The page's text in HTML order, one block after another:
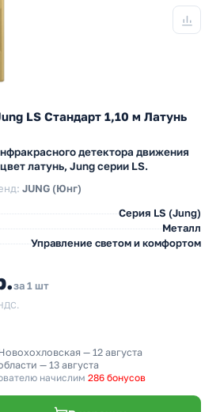
LS Стандарт 1,10 м Латунь
детектора движения
латунь, Jung серии LS.
JUNG (Юнг)
Серия LS (Jung)
Металл
Управление светом и комфортом
за 1 шт
— 12 августа
— 13 августа
начислим 286 бонусов